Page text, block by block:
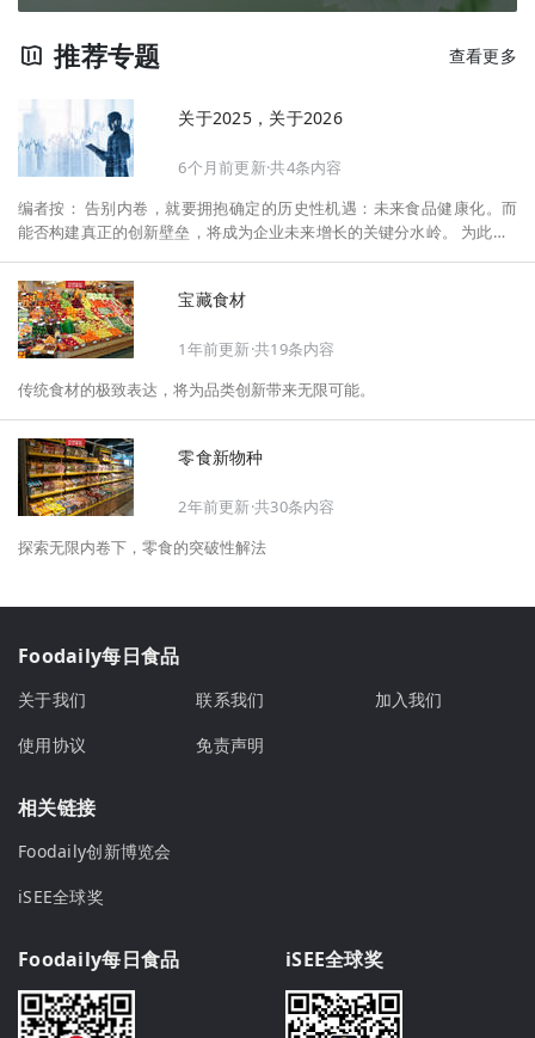
推荐专题 查看更多
关于2025，关于2026
6个月前更新·共4条内容
编者按： 告别内卷，就要拥抱确定的历史性机遇：未来食品健康化。而
能否构建真正的创新壁垒，将成为企业未来增长的关键分水岭。 为此，F
将以“创新产品”透视“未来机会”，以全球视野探寻中国机遇、增长解法，
拆解年度标杆的增长逻辑与谋篇布局，深挖“药食同源”“低GI”“老龄营
养”“清洁标签”等热门赛道的爆品基因，从趋势预判、品类创新、未来增长
机会、企业战略布局以及渠道变革等，为行业提供务实、前瞻的开年创新
宝藏食材
1年前更新·共19条内容
传统食材的极致表达，将为品类创新带来无限可能。
零食新物种
2年前更新·共30条内容
探索无限内卷下，零食的突破性解法
Foodaily每日食品
关于我们 联系我们
加入我们
使用协议
免责声明
相关链接
Foodaily创新博览会
iSEE全球奖
Foodaily每日食品 iSEE全球奖